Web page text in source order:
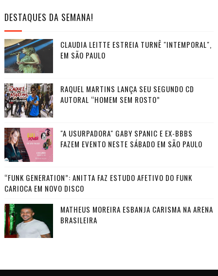
DESTAQUES DA SEMANA!
CLAUDIA LEITTE ESTREIA TURNÊ "INTEMPORAL",
EM SÃO PAULO
RAQUEL MARTINS LANÇA SEU SEGUNDO CD
AUTORAL “HOMEM SEM ROSTO”
"A USURPADORA" GABY SPANIC E EX-BBBS
FAZEM EVENTO NESTE SÁBADO EM SÃO PAULO
“FUNK GENERATION”: ANITTA FAZ ESTUDO AFETIVO DO FUNK
CARIOCA EM NOVO DISCO
MATHEUS MOREIRA ESBANJA CARISMA NA ARENA
BRASILEIRA